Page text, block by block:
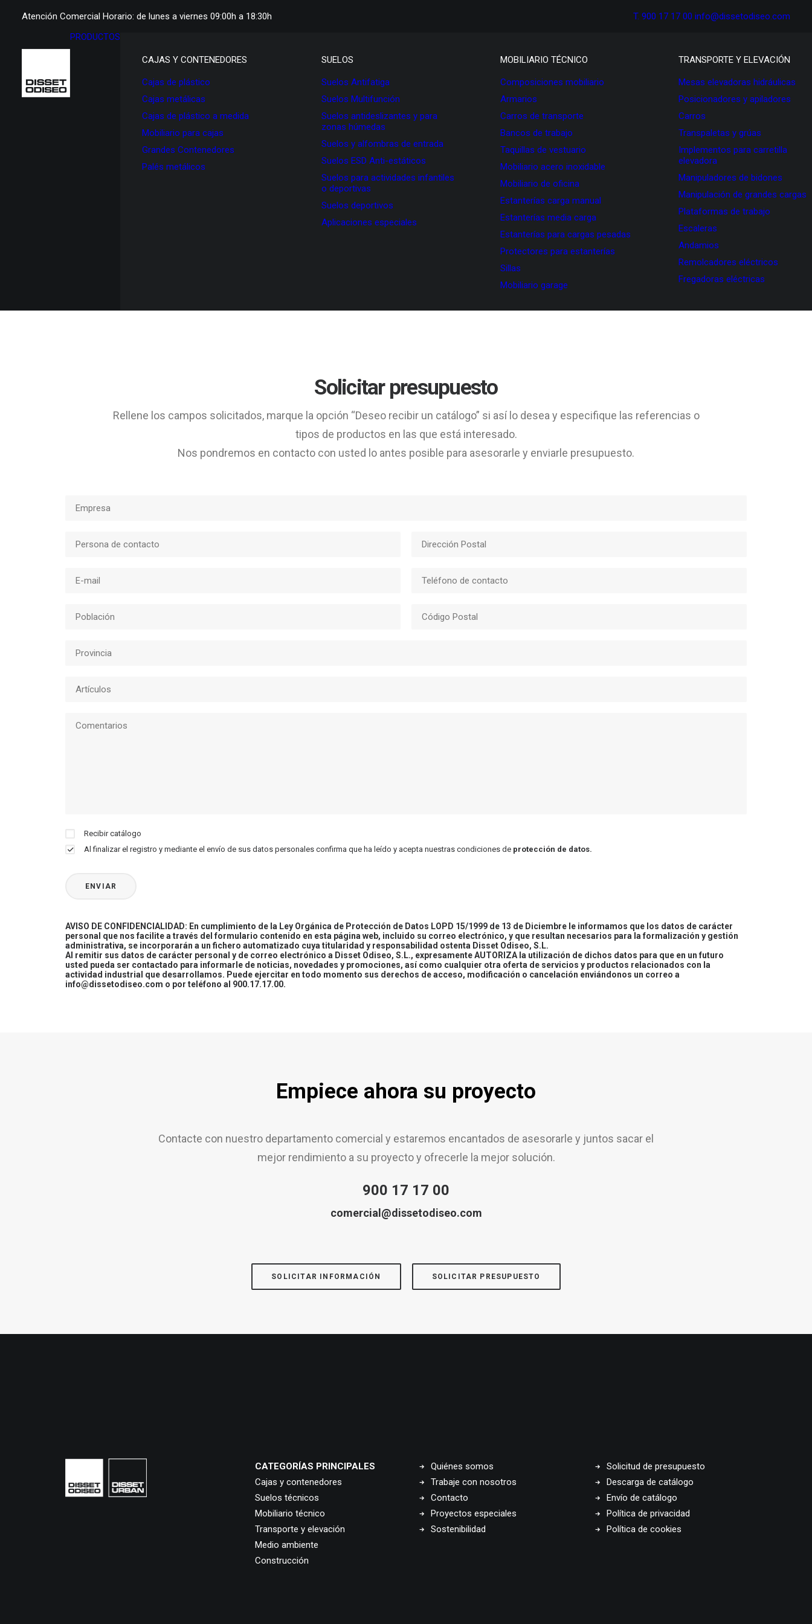
Atención Comercial Horario: de lunes a viernes 09:00h a 18:30h T. 900 17 17 00 info@dissetodiseo.com
PRODUCTOS
CAJAS Y CONTENEDORES
Cajas de plástico
Cajas metálicas
Cajas de plástico a medida
Mobiliario para cajas
Grandes Contenedores
Palés metálicos
SUELOS
Suelos Antifatiga
Suelos Multifunción
Suelos antideslizantes y para
zonas húmedas
Suelos y alfombras de entrada
Suelos ESD Anti-estáticos
Suelos para actividades infantiles
o deportivas
Suelos deportivos
Aplicaciones especiales
MOBILIARIO TÉCNICO
Composiciones mobiliario
Armarios
Carros de transporte
Bancos de trabajo
Taquillas de vestuario
Mobiliario acero inoxidable
Mobiliario de oficina
Estanterías carga manual
Estanterías media carga
Estanterías para cargas pesadas
Protectores para estanterías
Sillas
Mobiliario garage
TRANSPORTE Y ELEVACIÓN
Mesas elevadoras hidráulicas
Posicionadores y apiladores
Carros
Transpaletas y grúas
Implementos para carretilla
elevadora
Manipuladores de bidones
Manipulación de grandes cargas
Plataformas de trabajo
Escaleras
Andamios
Remolcadores eléctricos
Fregadoras eléctricas
Solicitar presupuesto
Rellene los campos solicitados, marque la opción “Deseo recibir un catálogo” si así lo desea y especifique las referencias o
tipos de productos en las que está interesado.
Nos pondremos en contacto con usted lo antes posible para asesorarle y enviarle presupuesto.
Recibir catálogo
Al finalizar el registro y mediante el envío de sus datos personales confirma que ha leído y acepta nuestras condiciones de protección de datos.
AVISO DE CONFIDENCIALIDAD: En cumplimiento de la Ley Orgánica de Protección de Datos LOPD 15/1999 de 13 de Diciembre le informamos que los datos de carácter
personal que nos facilite a través del formulario contenido en esta página web, incluido su correo electrónico, y que resultan necesarios para la formalización y gestión
administrativa, se incorporarán a un fichero automatizado cuya titularidad y responsabilidad ostenta Disset Odiseo, S.L.
Al remitir sus datos de carácter personal y de correo electrónico a Disset Odiseo, S.L., expresamente AUTORIZA la utilización de dichos datos para que en un futuro
usted pueda ser contactado para informarle de noticias, novedades y promociones, así como cualquier otra oferta de servicios y productos relacionados con la
actividad industrial que desarrollamos. Puede ejercitar en todo momento sus derechos de acceso, modificación o cancelación enviándonos un correo a
info@dissetodiseo.com o por teléfono al 900.17.17.00.
Empiece ahora su proyecto
Contacte con nuestro departamento comercial y estaremos encantados de asesorarle y juntos sacar el
mejor rendimiento a su proyecto y ofrecerle la mejor solución.
900 17 17 00
comercial@dissetodiseo.com
SOLICITAR INFORMACIÓN SOLICITAR PRESUPUESTO
CATEGORÍAS PRINCIPALES
Cajas y contenedores
Suelos técnicos
Mobiliario técnico
Transporte y elevación
Medio ambiente
Construcción
Quiénes somos
Trabaje con nosotros
Contacto
Proyectos especiales
Sostenibilidad
Solicitud de presupuesto
Descarga de catálogo
Envío de catálogo
Política de privacidad
Política de cookies